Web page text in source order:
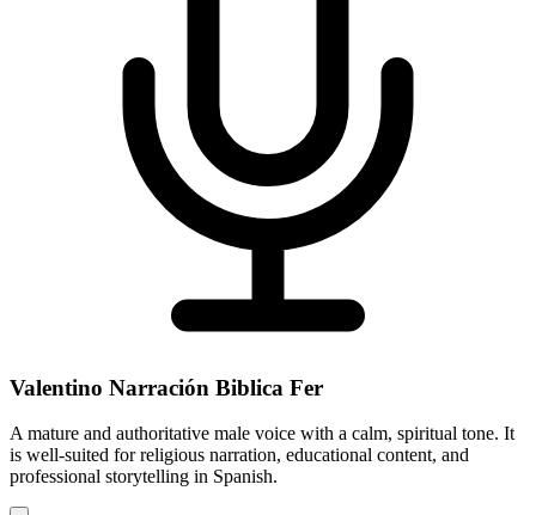
Valentino Narración Biblica Fer
A mature and authoritative male voice with a calm, spiritual tone. It
is well-suited for religious narration, educational content, and
professional storytelling in Spanish.